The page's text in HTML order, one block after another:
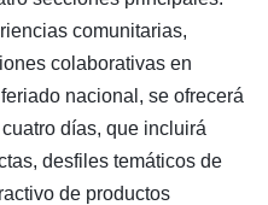
comunitarias,
colaborativas en
nacional, se ofrecerá
días, que incluirá
desfiles temáticos de
de productos